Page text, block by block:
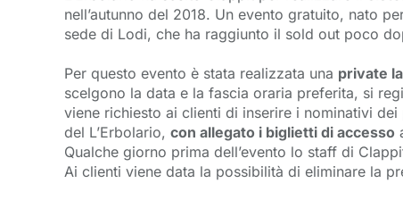
nell’autunno del 2018. Un evento gratuito, nato
sede di Lodi, che ha raggiunto il sold out poco
Per questo evento è stata realizzata una private
scelgono la data e la fascia oraria preferita, si
viene richiesto ai clienti di inserire i nominativi
del L’Erbolario, con allegato i biglietti di accesso
Qualche giorno prima dell’evento lo staff di
Ai clienti viene data la possibilità di eliminare la